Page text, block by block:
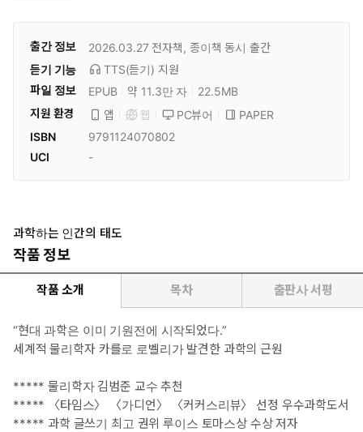
출간 정보 2026.03.27 전자책, 종이책 동시 출간
듣기 기능
TTS(듣기) 지원
파일 정보
EPUB 약 11.3만 자
22.5MB
지원 환경
앱 웹 PC뷰어
PAPER
ISBN
9791124070802
UCI
-
과학하는 인간의 태도
작품 정보
작품 소개 목차 출판사 서평
“현대 과학은 이미 기원전에 시작되었다.”
세계적 물리학자 카를로 로벨리가 발견한 과학의 근원
***** 물리학자 김범준 교수 추천
***** 〈타임스〉 〈가디언〉 〈커커스리뷰〉 선정 우수과학도서
***** 과학 글쓰기 최고 권위 루이스 토마스상 수상 저자